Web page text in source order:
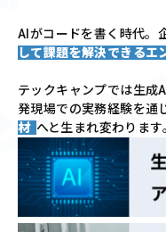
AIがコードを書く時代。
して課題を解決できるエ
テックキャンプでは生成
発現場での実務経験を通
材 へと生まれ変わります